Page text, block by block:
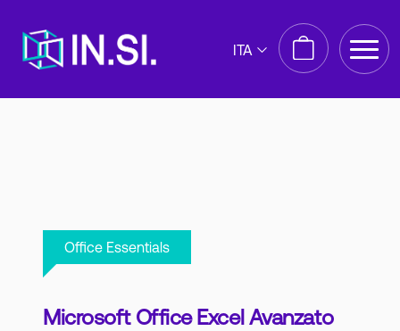
Office Essentials
Microsoft Office Excel Avanzato
ITA